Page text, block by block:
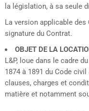
la législation, à sa seule
La version applicable
signature du Contrat.
OBJET DE LA
L&P, loue dans le cadre
1874 à 1891 du Code
clauses, charges et
matière et notamment